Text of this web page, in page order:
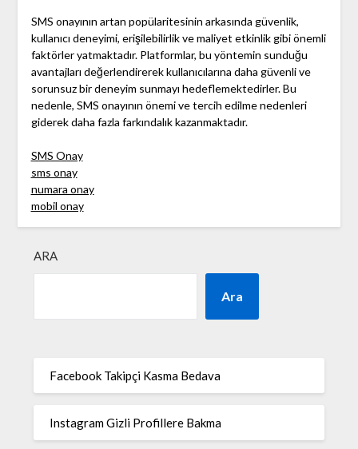
SMS onayının artan popülaritesinin arkasında güvenlik,
kullanıcı deneyimi, erişilebilirlik ve maliyet etkinlik gibi önemli
faktörler yatmaktadır. Platformlar, bu yöntemin sunduğu
avantajları değerlendirerek kullanıcılarına daha güvenli ve
sorunsuz bir deneyim sunmayı hedeflemektedirler. Bu
nedenle, SMS onayının önemi ve tercih edilme nedenleri
giderek daha fazla farkındalık kazanmaktadır.
SMS Onay
sms onay
numara onay
mobil onay
ARA
Ara
Facebook Takipçi Kasma Bedava
Instagram Gizli Profillere Bakma